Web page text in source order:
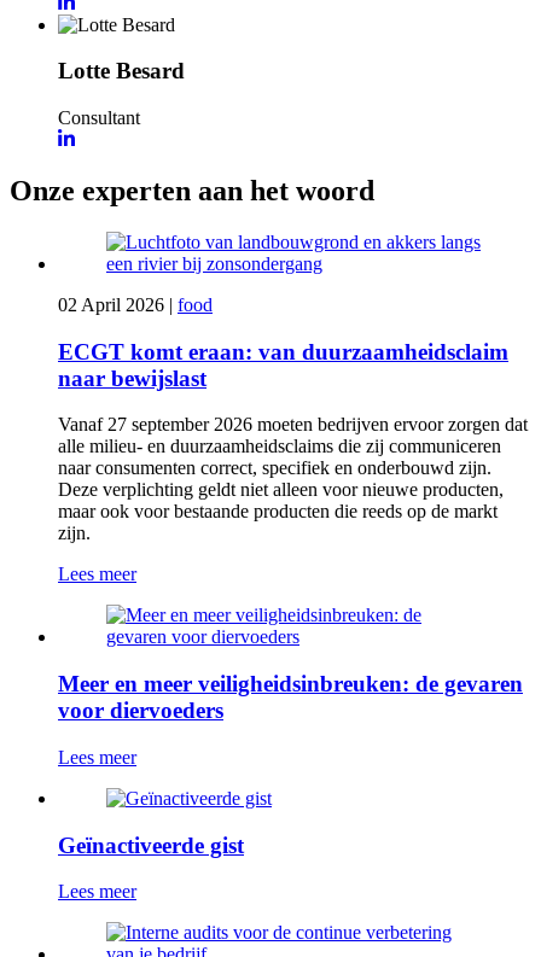
Lotte Besard
Consultant
Onze experten aan het woord
02 April 2026 | food
ECGT komt eraan: van duurzaamheidsclaim
naar bewijslast
Vanaf 27 september 2026 moeten bedrijven ervoor zorgen dat
alle milieu- en duurzaamheidsclaims die zij communiceren
naar consumenten correct, specifiek en onderbouwd zijn.
Deze verplichting geldt niet alleen voor nieuwe producten,
maar ook voor bestaande producten die reeds op de markt
zijn.
Lees meer
Meer en meer veiligheidsinbreuken: de gevaren
voor diervoeders
Lees meer
Geïnactiveerde gist
Lees meer